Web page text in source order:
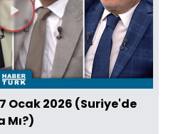
Videoyu
Oynat
Ocak 2026 (Suriye'de
Mı?)